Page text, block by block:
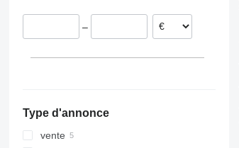
–
Type d'annonce
vente